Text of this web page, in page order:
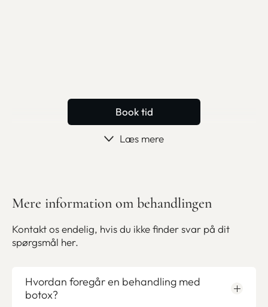
Book tid
Læs mere
Mere information om behandlingen
Kontakt os endelig, hvis du ikke finder svar på dit
spørgsmål her.
Hvordan foregår en behandling med
botox?